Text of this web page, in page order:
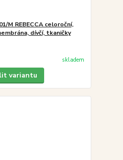
M REBECCA celoroční,
dívčí, tkaničky
skladem
variantu